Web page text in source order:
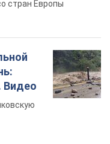
стран Европы
Видео